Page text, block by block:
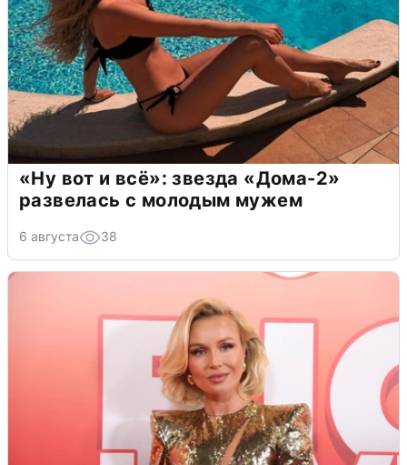
«Ну вот и всё»: звезда «Дома-2»
развелась с молодым мужем
6 августа 38